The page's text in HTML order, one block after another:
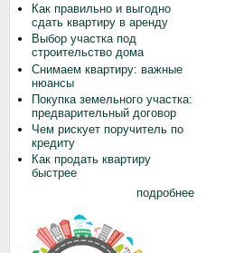
Как правильно и выгодно
сдать квартиру в аренду
Выбор участка под
строительство дома
Снимаем квартиру: важные
нюансы
Покупка земельного участка:
предварительный договор
Чем рискует поручитель по
кредиту
Как продать квартиру
быстрее
подробнее